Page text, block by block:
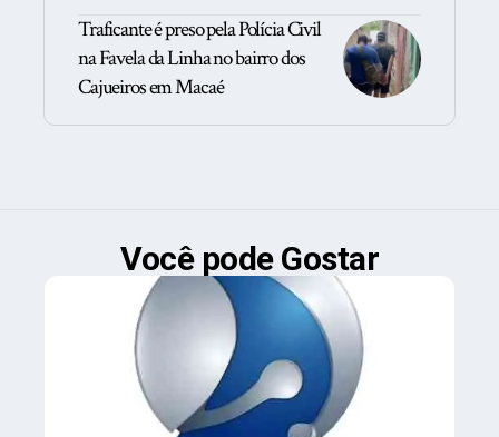
Traficante é preso pela Polícia Civil
na Favela da Linha no bairro dos
Cajueiros em Macaé
Você pode Gostar